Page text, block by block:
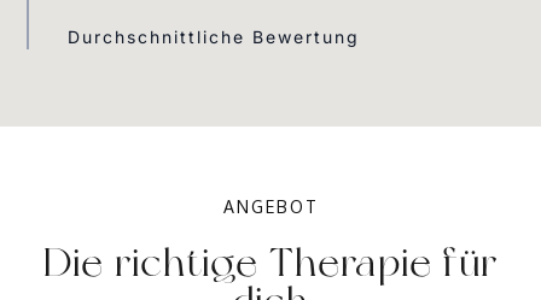
Durchschnittliche Bewertung
ANGEBOT
Die richtige Therapie für